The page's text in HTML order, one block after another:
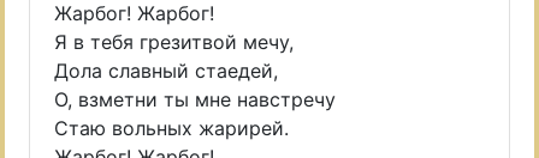
Жарбог! Жарбог!
Я в тебя грезитвой мечу,
Дола славный стаедей,
О, взметни ты мне навстречу
Стаю вольных жарирей.